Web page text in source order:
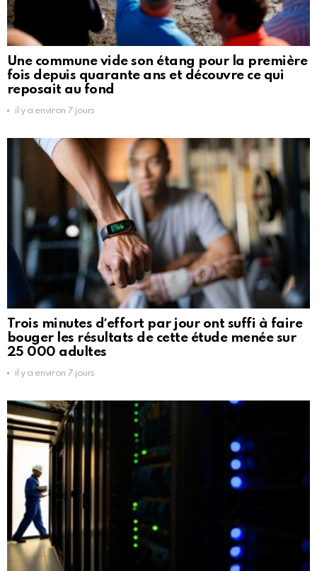
Une commune vide son étang pour la première
fois depuis quarante ans et découvre ce qui
reposait au fond
il y a environ 7 jours
Trois minutes dʼeffort par jour ont suffi à faire
bouger les résultats de cette étude menée sur
25 000 adultes
il y a environ 7 jours